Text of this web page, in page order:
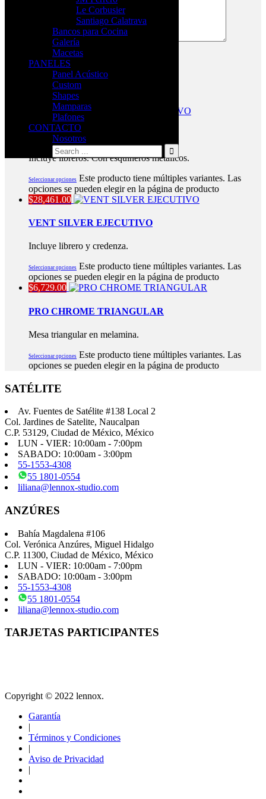
Le Corbusier
Santiago Calatrava
Bancos para Cocina
Galería
Macetas
PANELES
Panel Acústico
Custom
Shapes
Mamparas
Plafones
CONTACTO
Nosotros
Productos relacionados
22,721.00
EQO WHITE EJECUTIVO
Incluye libreros. Con esquineros metálicos.
Seleccionar opciones Este producto tiene múltiples variantes. Las
opciones se pueden elegir en la página de producto
$28,461.00
VENT SILVER EJECUTIVO
Incluye librero y credenza.
Seleccionar opciones Este producto tiene múltiples variantes. Las
opciones se pueden elegir en la página de producto
$6,729.00
PRO CHROME TRIANGULAR
Mesa triangular en melamina.
Seleccionar opciones Este producto tiene múltiples variantes. Las
opciones se pueden elegir en la página de producto
SATÉLITE
Av. Fuentes de Satélite #138 Local 2
Col. Jardines de Satelite, Naucalpan
C.P. 53129, Ciudad de México, México
LUN - VIER: 10:00am - 7:00pm
SABADO: 10:00am - 3:00pm
55-1553-4308
55 1801-0554
liliana@lennox-studio.com
ANZÚRES
Bahía Magdalena #106
Col. Verónica Anzúres, Miguel Hidalgo
C.P. 11300, Ciudad de México, México
LUN - VIER: 10:00am - 7:00pm
SABADO: 10:00am - 3:00pm
55-1553-4308
55 1801-0554
liliana@lennox-studio.com
TARJETAS PARTICIPANTES
Copyright © 2022 lennox.
Garantía
|
Términos y Condiciones
|
Aviso de Privacidad
|